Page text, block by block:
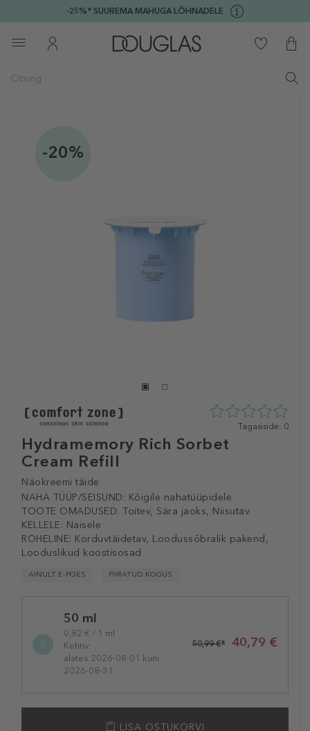
-25%* SUUREMA MAHUGA LÕHNADELE
-20%
Hydramemory Rich Sorbet
Cream Refill
Näokreemi täide
NAHA TÜÜP/SEISUND: Kõigile nahatüüpidele
TOOTE OMADUSED: Toitev, Sära jaoks, Niisutav
KELLELE: Naisele
ROHELINE: Korduvtäidetav, Loodussõbralik pakend,
Looduslikud koostisosad
AINULT E-POES PIIRATUD KOGUS
0
Tagasiside: 0
variation50 ml
0,82 € / 1 ml
Kehtiv:
alates 2026-08-01 kuni
2026-08-31
40,79 €
50,99 €*
LISA OSTUKORVI